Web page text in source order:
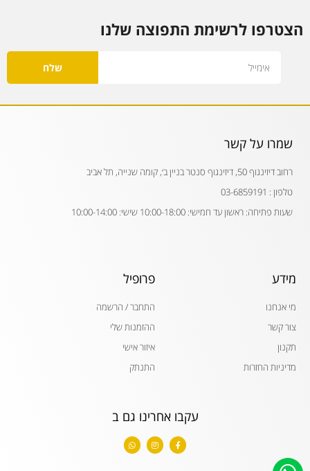
הצטרפו לרשימת התפוצה שלנו
שלח
שמרו על קשר
רחוב דיזינגוף 50, דיזינגוף סנטר בניין ב׳, קומה שנייה, תל אביב
טלפון : 03-6859191
שעות פתיחה: ראשון עד חמישי: 10:00-18:00 שישי: 10:00-14:00
מידע
מי אנחנו
צור קשר
תקנון
מדיניות החזרות
פרופיל
התחבר / הרשמה
ההזמנות שלי
איזור אישי
התנתק
עקבו אחרינו גם ב
F
a
c
I
n
s
W
h
a